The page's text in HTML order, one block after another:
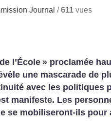
Journal /611 vues
l’École » proclamée
une mascarade de
avec les politiques
manifeste. Les
se mobiliseront-ils pour